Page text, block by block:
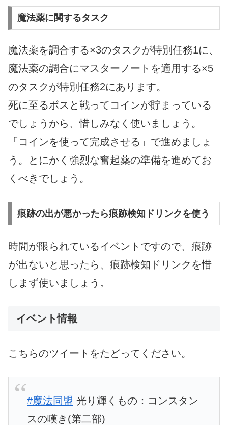
魔法薬に関するタスク
魔法薬を調合する×3のタスクが特別任務1に、
魔法薬の調合にマスターノートを適用する×5
のタスクが特別任務2にあります。
死に至るボスと戦ってコインが貯まっている
でしょうから、惜しみなく使いましょう。
「コインを使って完成させる」で進めましょ
う。とにかく強烈な奮起薬の準備を進めてお
くべきでしょう。
痕跡の出が悪かったら痕跡検知ドリンクを使う
時間が限られているイベントですので、痕跡
が出ないと思ったら、痕跡検知ドリンクを惜
しまず使いましょう。
イベント情報
こちらのツイートをたどってください。
#魔法同盟 光り輝くもの：コンスタン
スの嘆き(第二部)